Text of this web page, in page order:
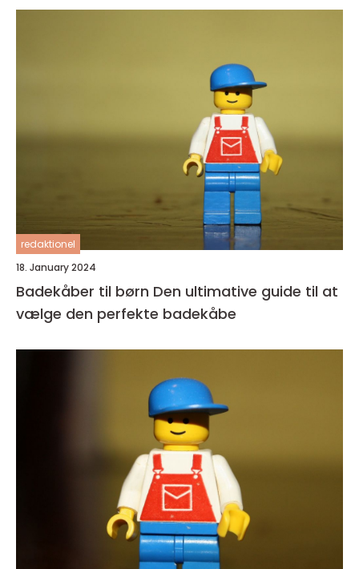
redaktionel
18. January 2024
Badekåber til børn Den ultimative guide til at
vælge den perfekte badekåbe